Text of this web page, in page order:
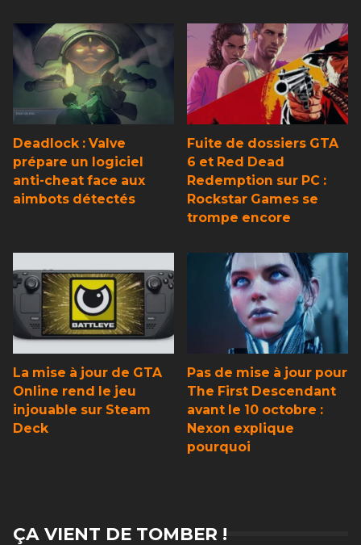
Deadlock : Valve
prépare un logiciel
anti-cheat face aux
aimbots détectés
Fuite de dossiers GTA
6 et Red Dead
Redemption sur PC :
Rockstar Games se
trompe encore
La mise à jour de GTA
Online rend le jeu
injouable sur Steam
Deck
Pas de mise à jour pour
The First Descendant
avant le 10 octobre :
Nexon explique
pourquoi
ÇA VIENT DE TOMBER !